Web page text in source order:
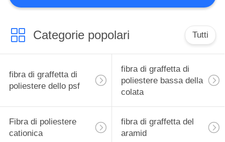
Fibra di graffetta del
polipropilene
22
Categorie popolari Tutti
fibra di graffetta di
poliestere dello psf
fibra di graffetta di
poliestere bassa della
colata
Fibra di poliestere
cationica
fibra di graffetta del
aramid